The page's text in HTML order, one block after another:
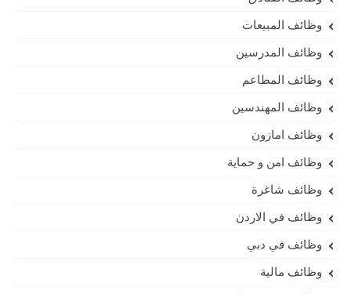
وظائف المبيعات
وظائف المدرسين
وظائف المطاعم
وظائف المهندسين
وظائف امازون
وظائف امن و حماية
وظائف شاغرة
وظائف في الاردن
وظائف في دبي
وظائف مالية